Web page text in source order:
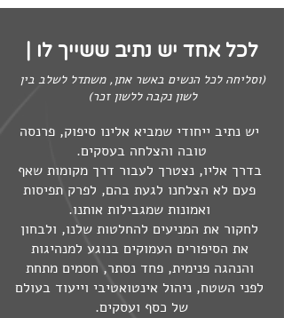
לכל אחד יש נתיב ששייך לו |
(וסליחה לכל הנשים באשר אתן, משתדל לשלב בין
לשון נקבה ללשון זכר)
יש נתיב ייחודי שמביא אלינו סיפוק, פרנסה
טובה והצלחה בעסקים.
בדרך אליו, נצטרך לעבור דרך מקומות שאף
פעם לא הצלחנו לגעת בהם, לפרק תפיסות
ואמונות שמגבילות אותנו.
לחקור את המניעים להחלטות שלנו, ולבחון
את הסיפורים העמוקים בנוגע למנהיגות
והנהגה פנימית, פחד נסתר, חסמים מתחת
לפני השטח, ניהול אינטואטיבי וייעוד בעולם
של כסף ועסקים.